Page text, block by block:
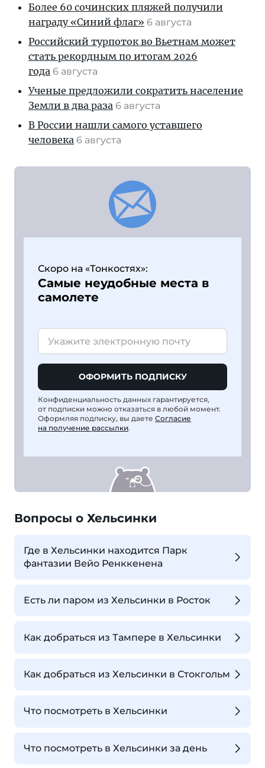
Более 60 сочинских пляжей получили
награду «Синий флаг» 6 августа
Российский турпоток во Вьетнам может
стать рекордным по итогам 2026
года 6 августа
Ученые предложили сократить население
Земли в два раза 6 августа
В России нашли самого уставшего
человека 6 августа
Скоро на «Тонкостях»:
Самые неудобные места в
самолете
ОФОРМИТЬ ПОДПИСКУ
Конфиденциальность данных гарантируется,
от подписки можно отказаться в любой момент.
Оформляя подписку, вы даете Согласие
на получение рассылки.
Вопросы о Хельсинки
Где в Хельсинки находится Парк
фантазии Вейо Ренккенена
Есть ли паром из Хельсинки в Росток
Как добраться из Тампере в Хельсинки
Как добраться из Хельсинки в Стокгольм
Что посмотреть в Хельсинки
Что посмотреть в Хельсинки за день